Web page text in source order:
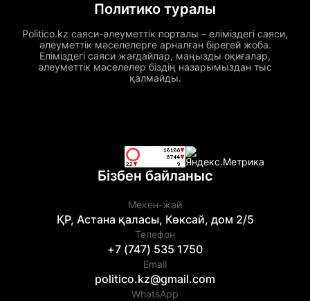
Политико туралы
Politico.kz саяси-әлеуметтік порталы – еліміздегі саяси,
әлеуметтік мәселелерге арналған бірегей жоба.
Еліміздегі саяси жағдайлар, маңызды оқиғалар,
әлеуметтік мәселелер біздің назарымыздан тыс
қалмайды.
Бізбен байланыс
Мекен-жай
ҚР, Астана қаласы, Көксай, дом 2/5
Телефон
+7 (747) 535 1750
Email
politico.kz@gmail.com
WhatsApp